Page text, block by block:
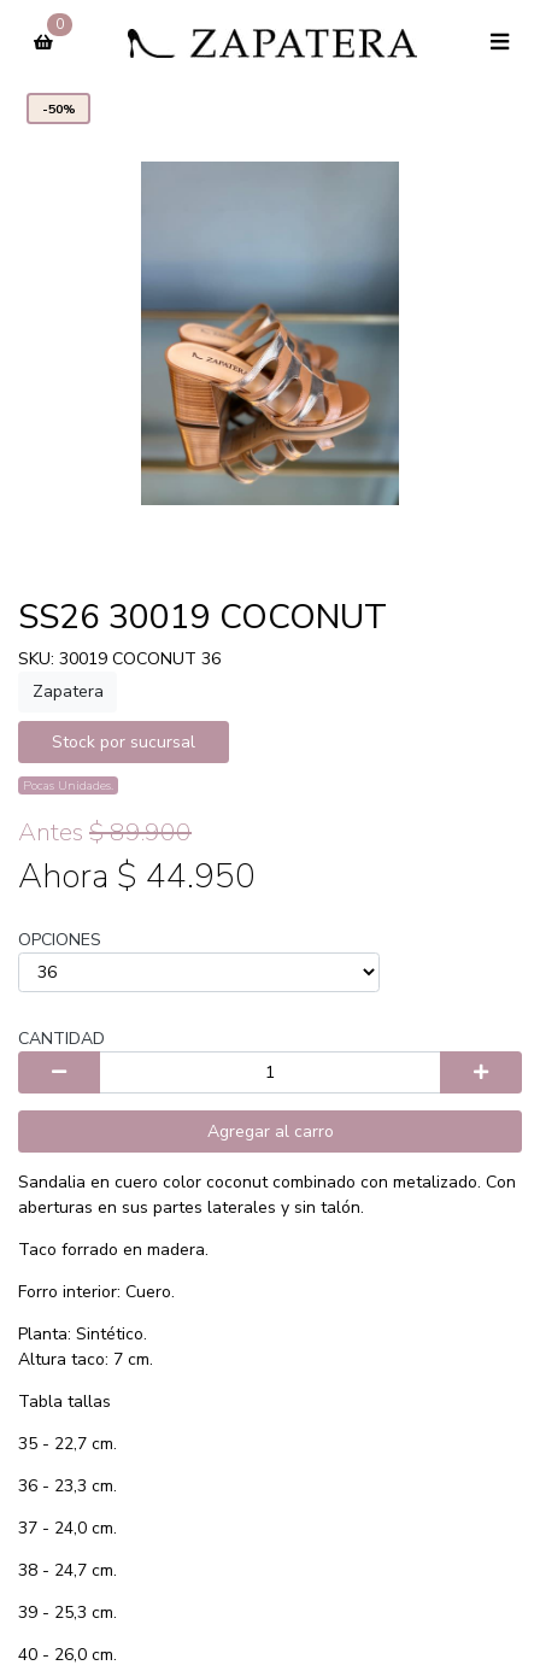
0
-50%
SS26 30019 COCONUT
SKU: 30019 COCONUT 36
Zapatera
Stock por sucursal
Pocas Unidades.
Antes $ 89.900
Ahora $ 44.950
OPCIONES
CANTIDAD
Agregar al carro
Sandalia en cuero color coconut combinado con metalizado. Con
aberturas en sus partes laterales y sin talón.
Taco forrado en madera.
Forro interior: Cuero.
Planta: Sintético.
Altura taco: 7 cm.
Tabla tallas
35 - 22,7 cm.
36 - 23,3 cm.
37 - 24,0 cm.
38 - 24,7 cm.
39 - 25,3 cm.
40 - 26,0 cm.